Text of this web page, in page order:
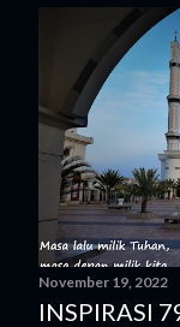
November 19, 2022
INSPIRASI